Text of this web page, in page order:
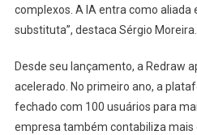
complexos. A IA entra como aliada
substituta”, destaca Sérgio Moreira.
Desde seu lançamento, a Redraw
acelerado. No primeiro ano, a
fechado com 100 usuários para
empresa também contabiliza mais